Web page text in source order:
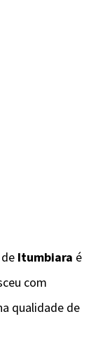
Itumbiara é
com
qualidade de